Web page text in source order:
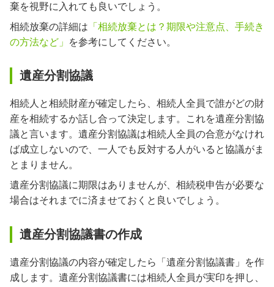
棄を視野に入れても良いでしょう。
相続放棄の詳細は 「相続放棄とは？期限や注意点、手続き
の方法など」
を参考にしてください。
遺産分割協議
相続人と相続財産が確定したら、相続人全員で誰がどの財
産を相続するか話し合って決定します。これを遺産分割協
議と言います。遺産分割協議は相続人全員の合意がなけれ
ば成立しないので、一人でも反対する人がいると協議がま
とまりません。
遺産分割協議に期限はありませんが、相続税申告が必要な
場合はそれまでに済ませておくと良いでしょう。
遺産分割協議書の作成
遺産分割協議の内容が確定したら「遺産分割協議書」を作
成します。遺産分割協議書には相続人全員が実印を押し、